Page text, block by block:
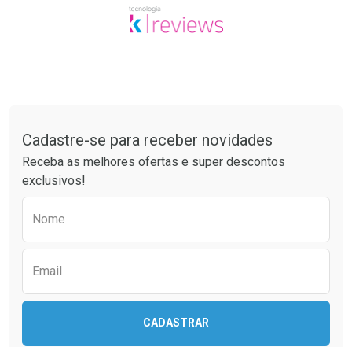
Ativar Desconto
Comprar sem Desconto
Comprar sem Desconto
Por R$ 64,79/cada
Ativar Desconto
Comprar sem Desconto
Comprar sem Desconto
Cadastre-se para receber novidades
Receba as melhores ofertas e super descontos
exclusivos!
Nome
Email
CADASTRAR